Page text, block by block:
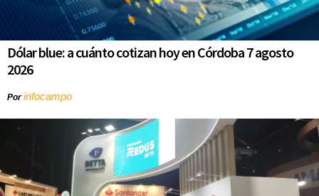
Dólar blue: a cuánto cotizan hoy en Córdoba 7 agosto
2026
Porinfocampo